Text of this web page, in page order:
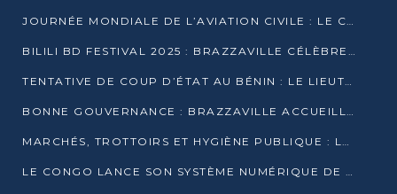
JOURNÉE MONDIALE DE L’AVIATION CIVILE : LE CONGO MISE SUR L’INNOVATION ET LA SÉCURITÉ
BILILI BD FESTIVAL 2025 : BRAZZAVILLE CÉLÈBRE DIX ANS DE CRÉATION GRAPHIQUE AFRICAINE
TENTATIVE DE COUP D’ÉTAT AU BÉNIN : LE LIEUTENANT-COLONEL TIGRI S’AUTOPROCLAME CHEF D’UN COMITÉ MILITAIRE
BONNE GOUVERNANCE : BRAZZAVILLE ACCUEILLE LES PREMIÈRES JOURNÉES CONGOLAISES DE L’ÉVALUATION
MARCHÉS, TROTTOIRS ET HYGIÈNE PUBLIQUE : LE GOUVERNEMENT DURCIT LE TON
LE CONGO LANCE SON SYSTÈME NUMÉRIQUE DE VÉRIFICATION DU BOIS